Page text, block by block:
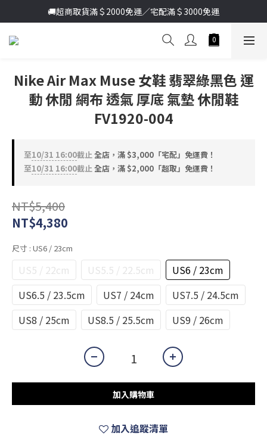
加入新會員送首購金＄100🔥點我註冊➞
🚚超商取貨滿＄2000免運／宅配滿＄3000免運
加入新會員送首購金＄100🔥點我註冊➞
Nike Air Max Muse 女鞋 翡翠綠黑色 運
動 休閒 網布 透氣 厚底 氣墊 休閒鞋
FV1920-004
至10/31 16:00截止全店，滿 $3,000「宅配」免運費！
至10/31 16:00截止全店，滿 $2,000「超取」免運費！
NT$5,400
NT$4,380
尺寸 : US6 / 23cm
US5 / 22cm US5.5 / 22.5cm
US6 / 23cm
US6.5 / 23.5cm
US7 / 24cm
US7.5 / 24.5cm
US8 / 25cm
US8.5 / 25.5cm US9 / 26cm
加入購物車
加入追蹤清單